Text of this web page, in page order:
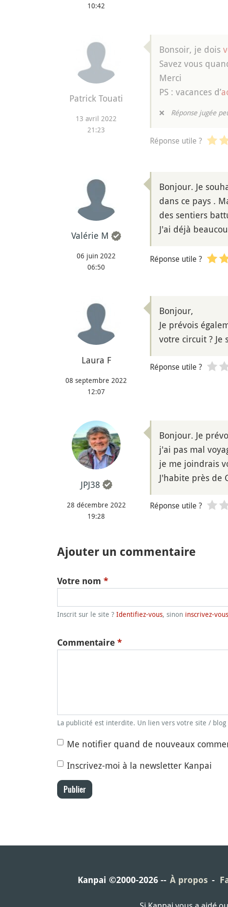
10:42
Patrick Touati
13 avril 2022
21:23
Bonsoir, je dois
Savez vous
Merci
PS : vacances d’
❌ Réponse jugée
Réponse utile ?
Valérie M
06 juin 2022
06:50
Bonjour. Je
dans ce pays .
des sentiers
J'ai déjà
Réponse utile ?
Laura F
08 septembre 2022
12:07
Bonjour,
Je prévois
votre circuit ?
Réponse utile ?
JPJ38
28 décembre 2022
19:28
Bonjour. Je
j'ai pas mal
je me joindrais
J'habite près de
Réponse utile ?
Ajouter un commentaire
Votre nom *
Inscrit sur le site ? Identifiez-vous, sinon inscrivez-
Commentaire *
La publicité est interdite. Un lien vers votre site /
Me notifier quand de nouveaux
Inscrivez-moi à la newsletter Kanpai
Publier
Kanpai ©2000-2026 À propos